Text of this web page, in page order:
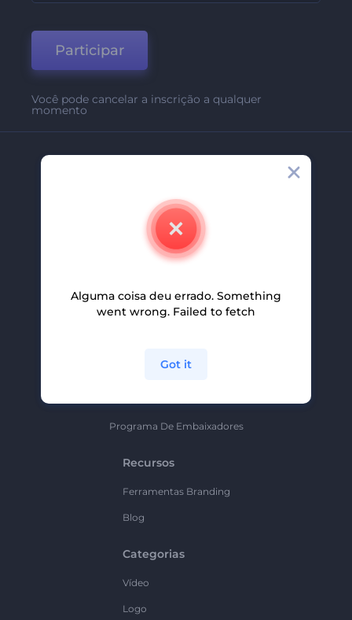
Participar
Você pode cancelar a inscrição a qualquer
momento
Contate-Nos
Carreiras
Programa De Afiliados
Programa De Embaixadores
Recursos
Ferramentas Branding
Blog
Categorias
Vídeo
Logo
Alguma coisa deu errado. Something
went wrong. Failed to fetch
Got it